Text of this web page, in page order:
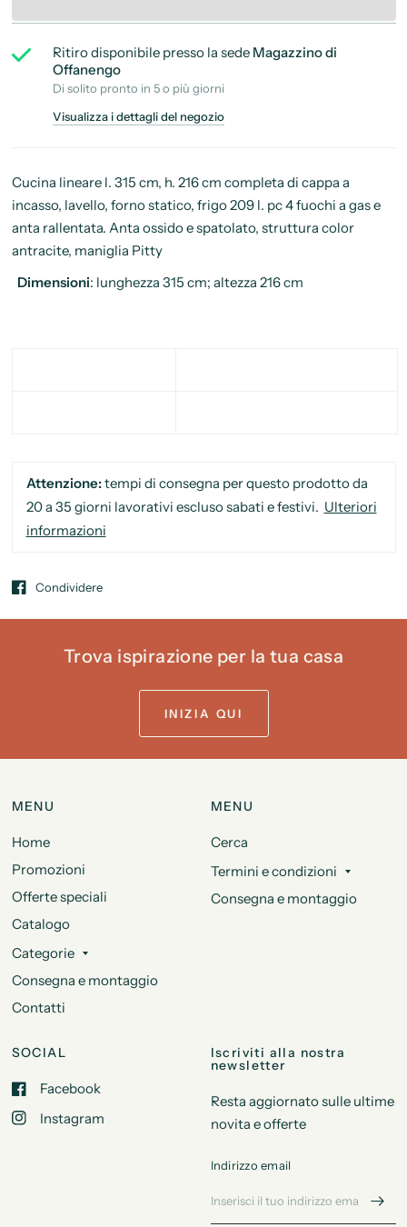
Ritiro disponibile presso la sede Magazzino di
Offanengo
Di solito pronto in 5 o più giorni
Visualizza i dettagli del negozio
Cucina lineare l. 315 cm, h. 216 cm completa di cappa a
incasso, lavello, forno statico, frigo 209 l. pc 4 fuochi a gas e
anta rallentata. Anta ossido e spatolato, struttura color
antracite, maniglia Pitty
Dimensioni: lunghezza 315 cm; altezza 216 cm
Attenzione:tempi di consegna per questo prodotto da
20 a 35 giorni lavorativi escluso sabati e festivi. Ulteriori
informazioni
Condividere
Trova ispirazione per la tua casa
INIZIA QUI
MENU
Home
Promozioni
Offerte speciali
Catalogo
Categorie
Consegna e montaggio
Contatti
MENU
Cerca
Termini e condizioni
Consegna e montaggio
SOCIAL
Facebook
Instagram
Iscriviti alla nostra
newsletter
Resta aggiornato sulle ultime
novita e offerte
Indirizzo email